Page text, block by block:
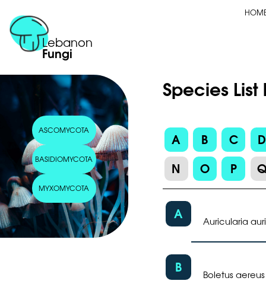
Lebanon
Fungi
ASCOMYCOTA
BASIDIOMYCOTA
MYXOMYCOTA
Species
A B C
D
N
O P
A Auricularia
B Boletus aereus